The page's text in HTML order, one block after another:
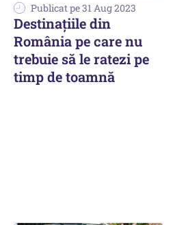
Publicat pe 31 Aug 2023
Destinațiile din
România pe care nu
trebuie să le ratezi pe
timp de toamnă